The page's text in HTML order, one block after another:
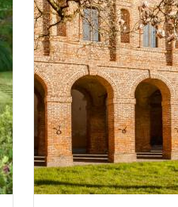
a creare un
i loro giorni nella
archeologico di
, immerso in un parco
Chi e Qi Gong all'aria
sul Castello Scaligero e sul